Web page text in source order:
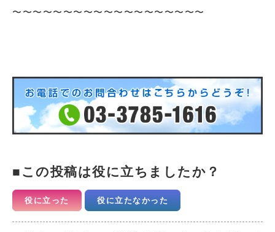
〜〜〜〜〜〜〜〜〜〜〜〜〜〜〜〜〜〜〜
この投稿は役に立ちましたか？
役に立った 役に立たなかった